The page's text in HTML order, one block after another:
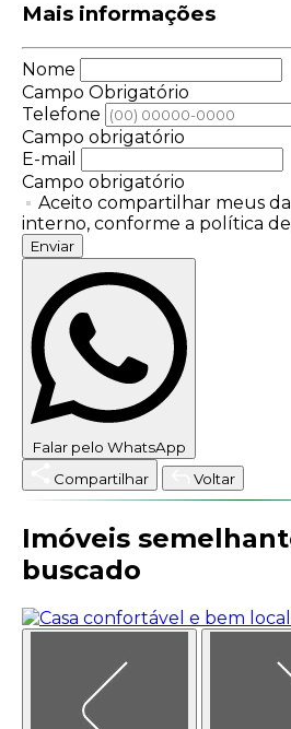
Mais informações
Nome
Campo Obrigatório
Telefone
Campo obrigatório
E-mail
Campo obrigatório
Aceito compartilhar meus
interno, conforme a política
Enviar
Falar pelo WhatsApp
Compartilhar
Voltar
Imóveis
buscado